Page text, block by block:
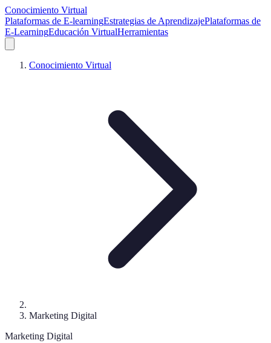
Conocimiento Virtual
Plataformas de E-learningEstrategias de AprendizajePlataformas de
E-LearningEducación VirtualHerramientas
Conocimiento Virtual
Marketing Digital
Marketing Digital